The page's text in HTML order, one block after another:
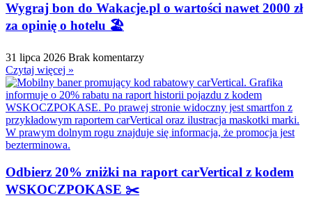
Wygraj bon do Wakacje.pl o wartości nawet 2000 zł
za opinię o hotelu 🏖️
31 lipca 2026 Brak komentarzy
Czytaj więcej »
Odbierz 20% zniżki na raport carVertical z kodem
WSKOCZPOKASE ✂️